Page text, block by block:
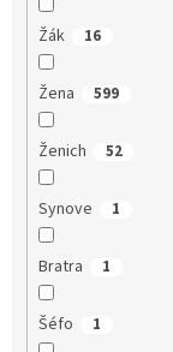
Žák 16
Žena 599
Ženich 52
Synove 1
Bratra 1
Šéfo 1